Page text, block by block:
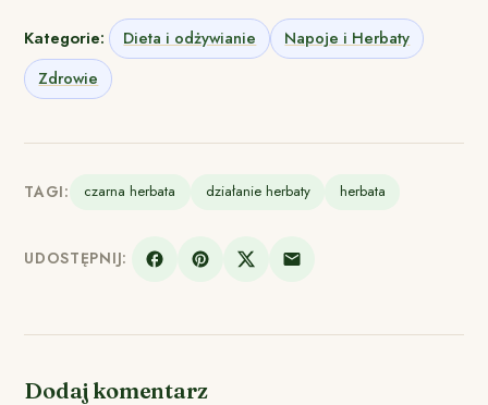
Kategorie: Dieta i odżywianie
Napoje i Herbaty
Zdrowie
TAGI: czarna herbata działanie herbaty herbata
UDOSTĘPNIJ:
Dodaj komentarz